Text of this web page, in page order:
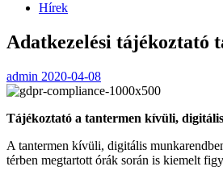
Hírek
Adatkezelési tájékoztató
admin 2020-04-08
Tájékoztató a tantermen kívüli,
A tantermen kívüli, digitális
térben megtartott órák során is kiemelt